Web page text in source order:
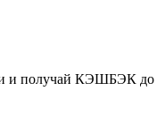
и получай КЭШБЭК до